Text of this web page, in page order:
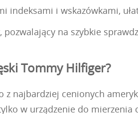
indeksami i wskazówkami,
na szybkie
Tommy Hilfiger?
z najbardziej cenionych
w urządzenie do